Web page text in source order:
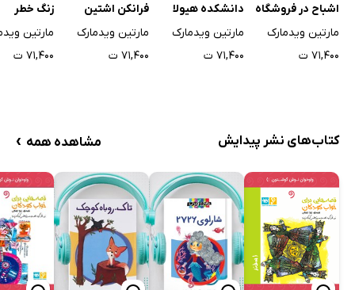
اشباح در فروشگاه
مارتین ویدمارک
۷۱,۴۰۰ ت
دانشکده هیولا
مارتین ویدمارک
۷۱,۴۰۰ ت
فرانکن اشتین
مارتین ویدمارک
۷۱,۴۰۰ ت
زنگ خطر
مارتین
۷۱,۴۰۰ ت
کتاب‌های نشر پیدایش مشاهده همه ›